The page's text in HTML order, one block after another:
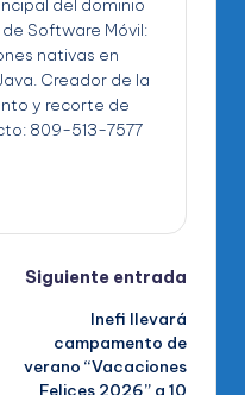
Software Móvil:
nativas en
Creador de la
y recorte de
809-513-7577
Siguiente entrada
Inefi llevará
campamento de
verano “Vacaciones
Felices 2026” a 10